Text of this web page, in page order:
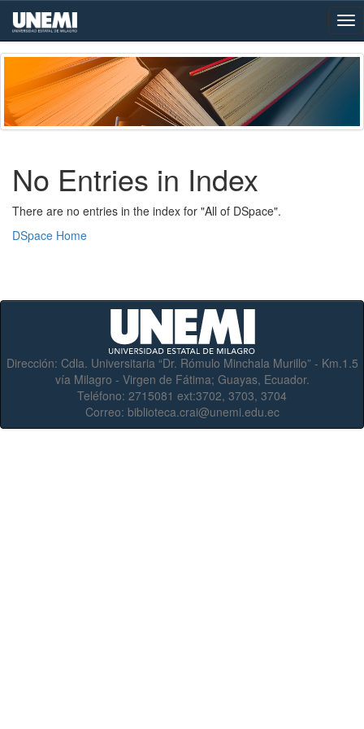
Skip
navigation
No Entries in Index
There are no entries in the index for "All of DSpace".
DSpace Home
Dirección: Cdla. Universitaria “Dr. Rómulo Minchala Murillo” - Km.1.5
vía Milagro - Virgen de Fátima; Guayas, Ecuador.
Teléfono: 2715081 ext:3702, 3703, 3704
Correo: biblioteca.crai@unemi.edu.ec